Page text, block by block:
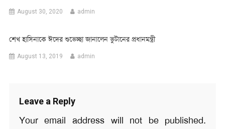
August 30, 2020 admin
শেখ হাসিনাকে ঈদের শুভেচ্ছা জানালেন ভুটানের প্রধানমন্ত্রী
August 13, 2019 admin
Leave a Reply
Your email address will not be published.